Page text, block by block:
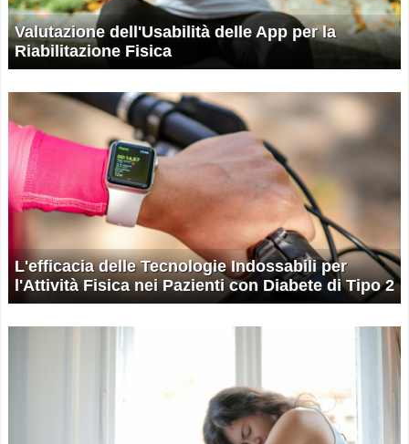
Valutazione dell'Usabilità delle App per la
Riabilitazione Fisica
L'efficacia delle Tecnologie Indossabili per
l'Attività Fisica nei Pazienti con Diabete di Tipo 2